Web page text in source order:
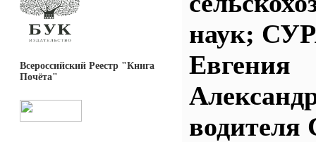
Всероссийский Реестр "Книга
Почёта"
наук;
Евгения
водителя